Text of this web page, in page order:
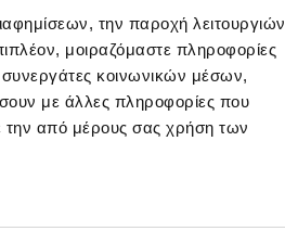
την παροχή λειτουργιών
μοιραζόμαστε πληροφορίες
κοινωνικών μέσων,
με άλλες πληροφορίες που
την από μέρους σας χρήση των
122177350000